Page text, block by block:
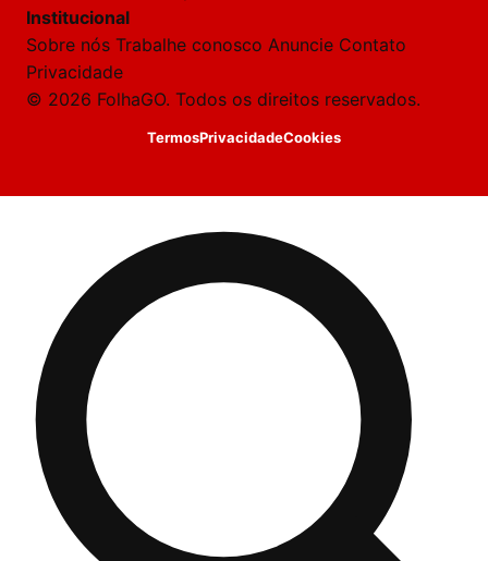
Institucional
Sobre nós Trabalhe conosco Anuncie Contato
Privacidade
© 2026 FolhaGO. Todos os direitos reservados.
TermosPrivacidadeCookies